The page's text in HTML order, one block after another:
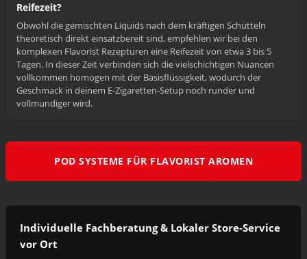
Reifezeit?
Obwohl die gemischten Liquids nach dem kräftigen Schütteln
theoretisch direkt einsatzbereit sind, empfehlen wir bei den
komplexen Flavorist Rezepturen eine Reifezeit von etwa 3 bis 5
Tagen. In dieser Zeit verbinden sich die vielschichtigen Nuancen
vollkommen homogen mit der Basisflüssigkeit, wodurch der
Geschmack in deinem E-Zigaretten-Setup noch runder und
vollmundiger wird.
POD SYSTEME FÜR FLAVORIST AROMEN
Individuelle Fachberatung & Lokaler Store-Service
vor Ort